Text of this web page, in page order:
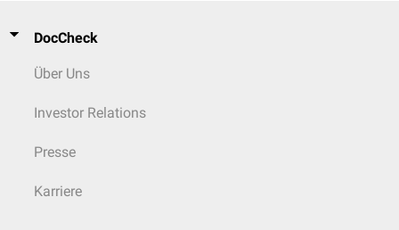
DocCheck
Über Uns
Investor Relations
Presse
Karriere